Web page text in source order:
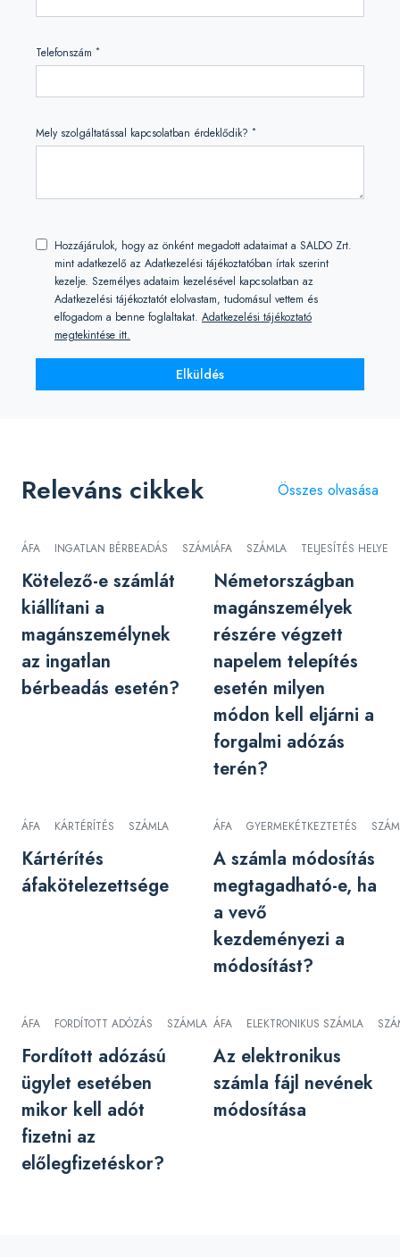
Telefonszám *
Mely szolgáltatással kapcsolatban érdeklődik? *
Hozzájárulok, hogy az önként megadott adataimat a SALDO Zrt.
mint adatkezelő az Adatkezelési tájékoztatóban írtak szerint
kezelje. Személyes adataim kezelésével kapcsolatban az
Adatkezelési tájékoztatót elolvastam, tudomásul vettem és
elfogadom a benne foglaltakat. Adatkezelési tájékoztató
megtekintése itt.
Elküldés
Releváns cikkek Összes olvasása
ÁFA INGATLAN BÉRBEADÁS SZÁMLA
Kötelező-e számlát
kiállítani a
magánszemélynek
az ingatlan
bérbeadás esetén?
ÁFA SZÁMLA TELJESÍTÉS HELYE
Németországban
magánszemélyek
részére végzett
napelem telepítés
esetén milyen
módon kell eljárni a
forgalmi adózás
terén?
ÁFA KÁRTÉRÍTÉS SZÁMLA
Kártérítés
áfakötelezettsége
ÁFA GYERMEKÉTKEZTETÉS
A számla módosítás
megtagadható-e, ha
a vevő
kezdeményezi a
módosítást?
ÁFA FORDÍTOTT ADÓZÁS SZÁMLA
Fordított adózású
ügylet esetében
mikor kell adót
fizetni az
előlegfizetéskor?
ÁFA ELEKTRONIKUS SZÁMLA
Az elektronikus
számla fájl nevének
módosítása